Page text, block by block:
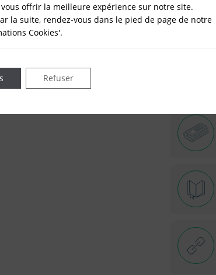
LE DÉPARTEMENT DU 77 -
offrir la meilleure expérience sur notre site.
la suite, rendez-vous dans le pied de page de notre
Cookies'.
Refuser